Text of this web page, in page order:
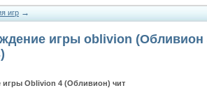
игр →
игры oblivion (Обливион
Oblivion 4 (Обливион) чит